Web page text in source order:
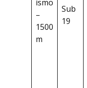
ismo
–
1500
m
Sub
19